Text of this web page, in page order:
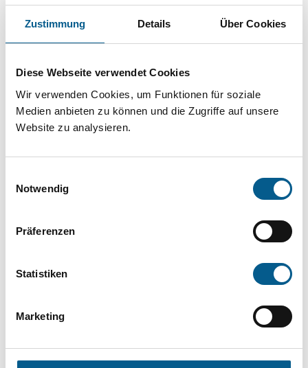
Zustimmung Details Über Cookies
Diese Webseite verwendet Cookies
Wir verwenden Cookies, um Funktionen für soziale
Medien anbieten zu können und die Zugriffe auf unsere
Website zu analysieren.
Notwendig
Präferenzen
Statistiken
Marketing
Sie suchen finanzielle Unterstützung für ein
Projekt oder ein Vorhaben? Hier können Sie
direkt über unsere Fördermitteldatenbank und
Stiftungsdatenbank recherchieren. Bei der
Suche bitte die Groß- und Kleinschreibung
beachten.
können durch die Wahl von Bereichen oder
Suchen